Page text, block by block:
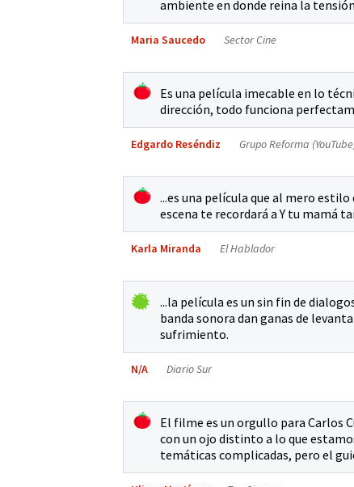
ambiente en donde reina la
Maria Saucedo Sector Cine
Es una película imecable en lo
dirección, todo funciona
Edgardo Reséndiz Grupo Reforma
...es una película que al mero
escena te recordará a Y tu mamá
Karla Miranda El Hablador
...la película es un sin fin de
banda sonora dan ganas de
sufrimiento.
N/A Diario Sur
El filme es un orgullo para Carlos
con un ojo distinto a lo que
temáticas complicadas, pero el